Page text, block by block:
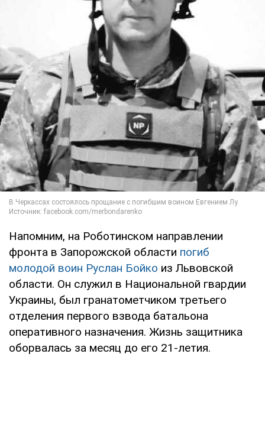
Напомним, на Роботинском направлении
фронта в Запорожской области погиб
молодой воин Руслан Бойко из Львовской
области. Он служил в Национальной гвардии
Украины, был гранатометчиком третьего
отделения первого взвода батальона
оперативного назначения. Жизнь защитника
оборвалась за месяц до его 21-летия.